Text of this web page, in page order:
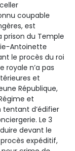
coupable
est
prison du Temple
Antoinette
le procès du roi
royale n’a pas
et
République,
et
tentant d’édifier
Le 3
devant le
expéditif,